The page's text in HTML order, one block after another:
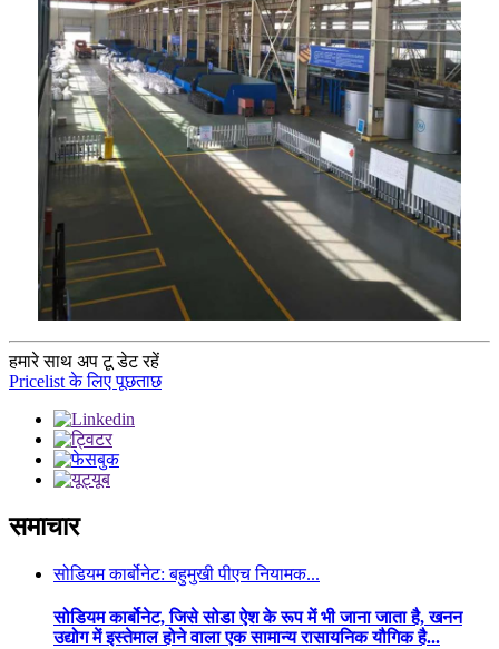
हमारे साथ अप टू डेट रहें
Pricelist के लिए पूछताछ
समाचार
सोडियम कार्बोनेट: बहुमुखी पीएच नियामक...
सोडियम कार्बोनेट, जिसे सोडा ऐश के रूप में भी जाना जाता है, खनन
उद्योग में इस्तेमाल होने वाला एक सामान्य रासायनिक यौगिक है...